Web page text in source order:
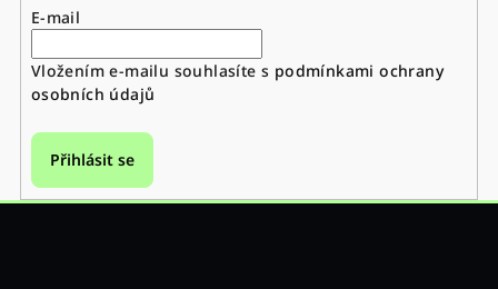
E-mail
Vložením e-mailu souhlasíte s podmínkami ochrany
osobních údajů
Přihlásit se